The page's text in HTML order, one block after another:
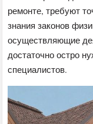
ремонте, требуют
знания законов
осуществляющие
достаточно остро
специалистов.